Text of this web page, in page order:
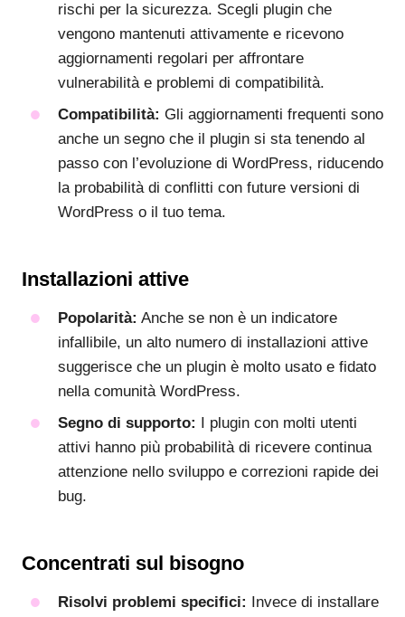
rischi per la sicurezza. Scegli plugin che
vengono mantenuti attivamente e ricevono
aggiornamenti regolari per affrontare
vulnerabilità e problemi di compatibilità.
Compatibilità: Gli aggiornamenti frequenti sono
anche un segno che il plugin si sta tenendo al
passo con l’evoluzione di WordPress, riducendo
la probabilità di conflitti con future versioni di
WordPress o il tuo tema.
Installazioni attive
Popolarità: Anche se non è un indicatore
infallibile, un alto numero di installazioni attive
suggerisce che un plugin è molto usato e fidato
nella comunità WordPress.
Segno di supporto: I plugin con molti utenti
attivi hanno più probabilità di ricevere continua
attenzione nello sviluppo e correzioni rapide dei
bug.
Concentrati sul bisogno
Risolvi problemi specifici: Invece di installare